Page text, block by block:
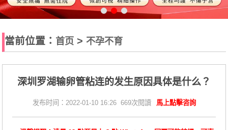
當前位置： 首页 > 不孕不育
深圳罗湖输卵管粘连的发生原因具体是什么？
发布时间：2022-01-10 16:26 669次閱讀 馬上點擊咨詢